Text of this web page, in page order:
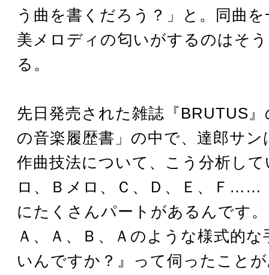
う曲を書くだろう？」と。同曲
美メロディの匂いがするのはそ
る。
先日発売された雑誌『BRUTUS
の音楽履歴書」の中で、達郎サ
作曲技法について、こう分析し
ロ、Ｂメロ、Ｃ、Ｄ、Ｅ、Ｆ……
にたくさんパートがあるんです
Ａ、Ａ、Ｂ、Ａのような様式的
いんですか？』って伺ったこと